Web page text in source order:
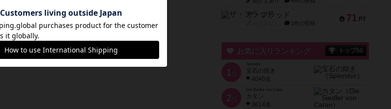
71 PT
ザ・フラッド
1件の投稿
お気に入りランキング トップ50
1 位
宝石の煌き
4040名
2 位
Die Siedler von Catan
カタン
3614名